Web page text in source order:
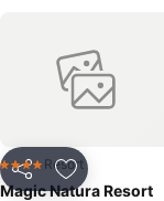
PartilharAdicionar
4 EstrelasResort
Magic Natura Resort